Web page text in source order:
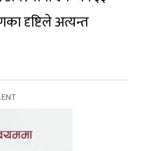
दृष्टिले अत्यन्त